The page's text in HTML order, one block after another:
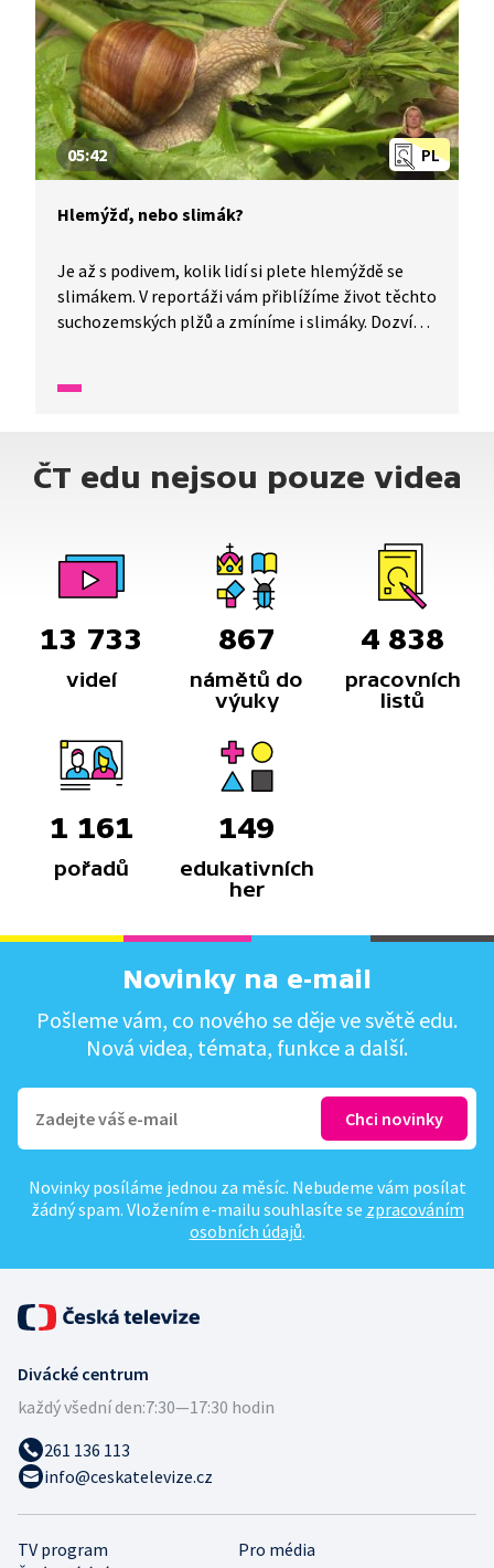
PL
05:42
Hlemýžď, nebo slimák?
Je až s podivem, kolik lidí si plete hlemýždě se
slimákem. V reportáži vám přiblížíme život těchto
suchozemských plžů a zmíníme i slimáky. Dozvíte
ČT edu nejsou pouze videa
13 733
videí
867
námětů do
výuky
4 838
pracovních
listů
1 161
pořadů
149
edukativních
her
Novinky na e-mail
Pošleme vám, co nového se děje ve světě edu.
Nová videa, témata, funkce a další.
Novinky posíláme jednou za měsíc. Nebudeme vám posílat
žádný spam. Vložením e-mailu souhlasíte se zpracováním
osobních údajů.